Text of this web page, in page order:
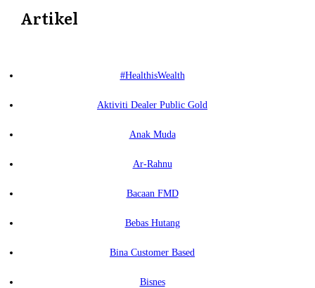
Artikel
#HealthisWealth
Aktiviti Dealer Public Gold
Anak Muda
Ar-Rahnu
Bacaan FMD
Bebas Hutang
Bina Customer Based
Bisnes